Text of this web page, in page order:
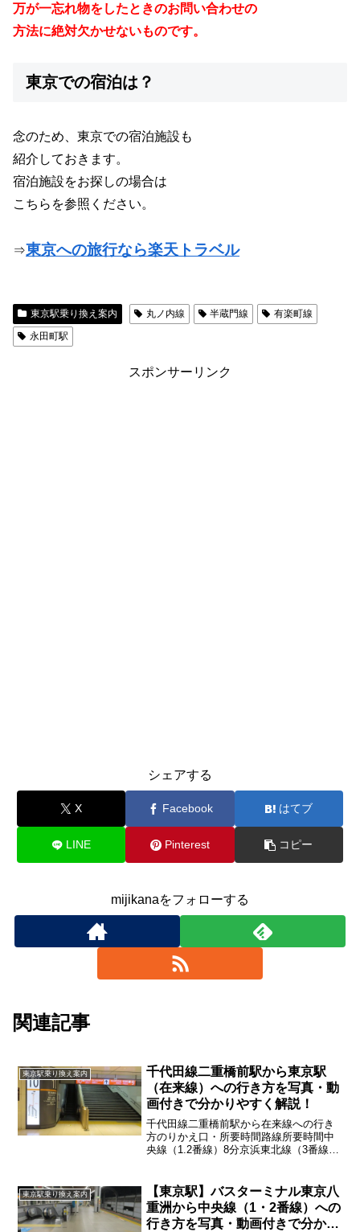
万が一忘れ物をしたときのお問い合わせの
方法に絶対欠かせないものです。
東京での宿泊は？
念のため、東京での宿泊施設も
紹介しておきます。
宿泊施設をお探しの場合は
こちらを参照ください。
⇒東京への旅行なら楽天トラベル
東京駅乗り換え案内 丸ノ内線 半蔵門線
有楽町線
永田町駅
スポンサーリンク
シェアする
X Facebook はてブ
LINE Pinterest コピー
mijikanaをフォローする
関連記事
東京駅乗り換え案内
千代田線二重橋前駅から東京駅
（在来線）への行き方を写真・動
画付きで分かりやすく解説！
千代田線二重橋前駅から在来線への行き
方のりかえ口・所要時間路線所要時間中
央線（1.2番線）8分京浜東北線（3番線
京浜東北線（6番線 横浜方面）9分上野東
京ラ...
東京駅乗り換え案内
【東京駅】バスターミナル東京八
重洲から中央線（1・2番線）への
行き方を写真・動画付きで分かり